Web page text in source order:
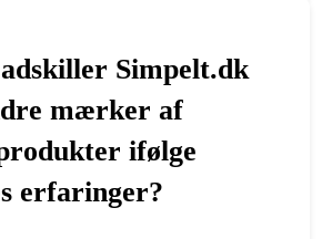
Simpelt.dk
mærker af
ifølge
erfaringer?